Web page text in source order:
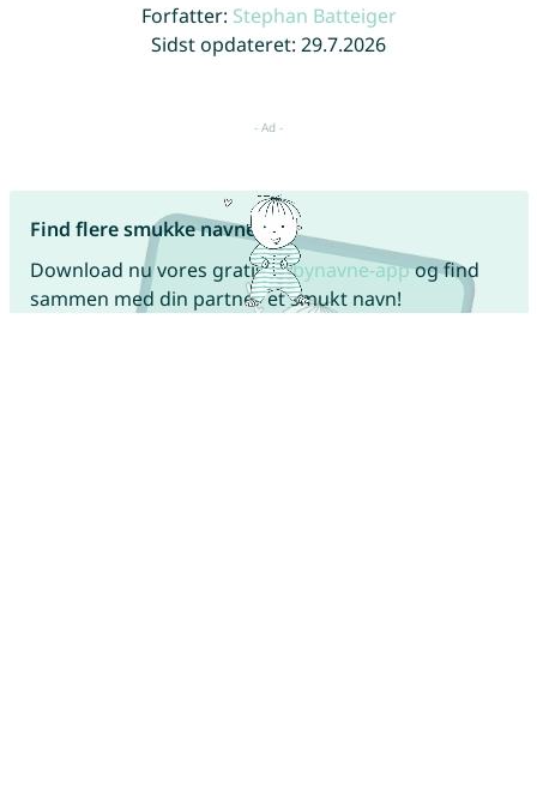
Forfatter: Stephan Batteiger
Sidst opdateret: 29.7.2026
Find flere smukke navne!
Download nu vores gratisbabynavne-appog find
sammen med din partner et smukt navn!